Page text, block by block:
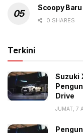
menjamin
Kenyamanan
suspensi depan
berpola blok yang
Kombinasi dimensi
menjadi nilai jual
sangat mudah
kota besar.
Scoopy
0 SHARES
Terkini
Suzuki
Drive
JUMAT, 7